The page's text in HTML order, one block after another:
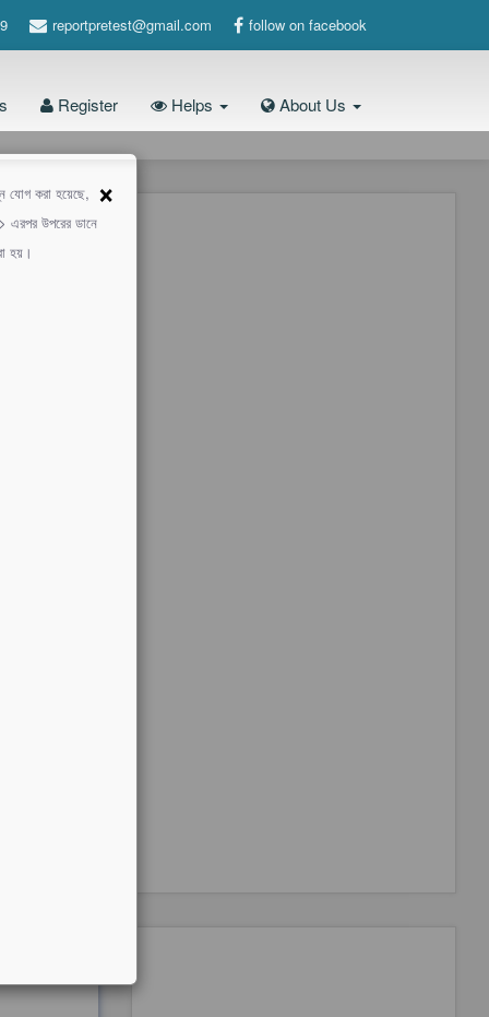
reportpretest@gmail.com follow on facebook
Register Helps About Us
×
যোগ করা হয়েছে,
এরপর উপরের ডানে
হয়।